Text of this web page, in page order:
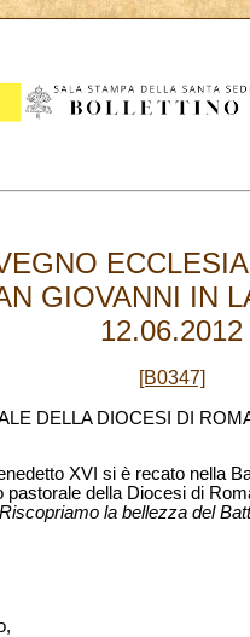
GIOVANNI IN
12.06.2012
[B0347]
DELLA DIOCESI DI
XVI si è recato nella
pastorale della Diocesi di
la bellezza del